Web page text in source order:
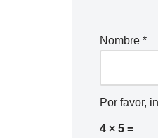
Nombre *
Por favor,
4 × 5 =